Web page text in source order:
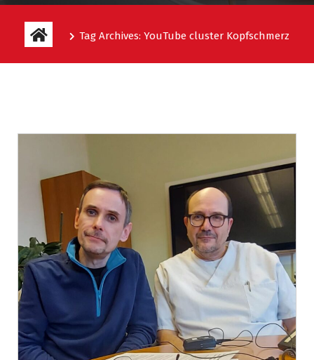
Tag Archives: YouTube cluster Kopfschmerz